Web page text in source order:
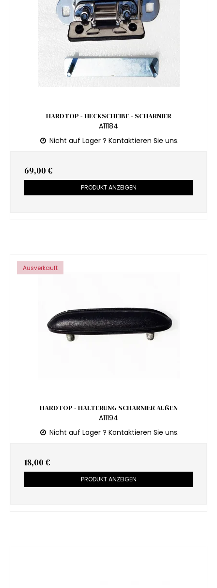
HARDTOP - HECKSCHEIBE - SCHARNIER
A11184
Nicht auf Lager ? Kontaktieren Sie uns.
69,00 €
PRODUKT ANZEIGEN
Ausverkauft
HARDTOP - HALTERUNG SCHARNIER AUßEN
A11194
Nicht auf Lager ? Kontaktieren Sie uns.
18,00 €
PRODUKT ANZEIGEN